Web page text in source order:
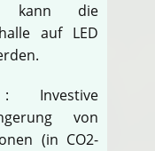
kann die
auf LED
: Investive
von
(in CO2-